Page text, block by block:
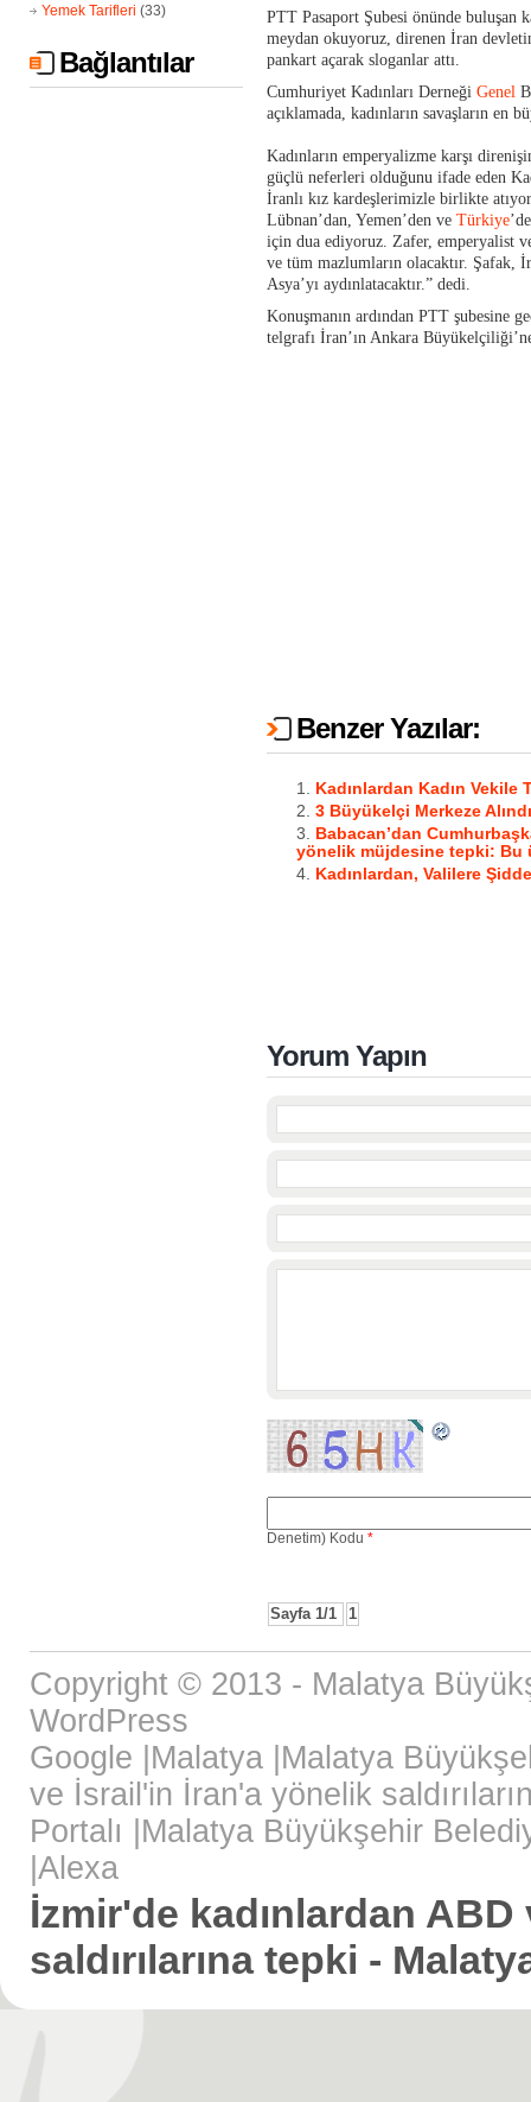
Yemek Tarifleri (33)
Bağlantılar
PTT Pasaport Şubesi önünde buluşan
meydan okuyoruz, direnen İran
pankart açarak sloganlar attı.
Cumhuriyet Kadınları Derneği Genel
açıklamada, kadınların savaşların en
Kadınların emperyalizme karşı
güçlü neferleri olduğunu ifade eden
İranlı kız kardeşlerimizle birlikte
Lübnan’dan, Yemen’den ve Türkiye
için dua ediyoruz. Zafer, emperyalist
ve tüm mazlumların olacaktır. Şafak,
Asya’yı aydınlatacaktır.” dedi.
Konuşmanın ardından PTT şubesine
telgrafı İran’ın Ankara
Benzer Yazılar:
Kadınlardan Kadın Vekile
3 Büyükelçi Merkeze Alındı
Babacan’dan
yönelik müjdesine tepki: Bu
Kadınlardan, Valilere
Yorum Yapın
Denetim) Kodu *
Sayfa 1/1 1
Copyright © 2013 - Malatya
WordPress
Google Malatya Malatya
ve İsrail'in İran'a yönelik
Portalı
Malatya Büyükşehir
Alexa
İzmir'de kadınlardan
saldırılarına tepki -